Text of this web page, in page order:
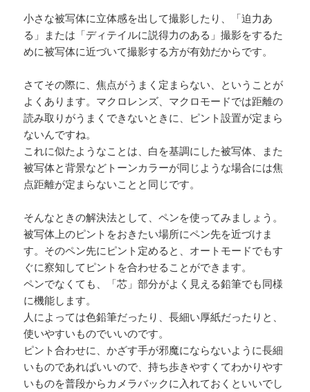
小さな被写体に立体感を出して撮影したり、「迫力あ
る」または「ディテイルに説得力のある」撮影をするた
めに被写体に近づいて撮影する方が有効だからです。
さてその際に、焦点がうまく定まらない、ということが
よくあります。マクロレンズ、マクロモードでは距離の
読み取りがうまくできないときに、ピント設置が定まら
ないんですね。
これに似たようなことは、白を基調にした被写体、また
被写体と背景などトーンカラーが同じような場合には焦
点距離が定まらないことと同じです。
そんなときの解決法として、ペンを使ってみましょう。
被写体上のピントをおきたい場所にペン先を近づけま
す。そのペン先にピント定めると、オートモードでもす
ぐに察知してピントを合わせることができます。
ペンでなくても、「芯」部分がよく見える鉛筆でも同様
に機能します。
人によっては色鉛筆だったり、長細い厚紙だったりと、
使いやすいものでいいのです。
ピント合わせに、かざす手が邪魔にならないように長細
いものであればいいので、持ち歩きやすくてわかりやす
いものを普段からカメラバックに入れておくといいでし